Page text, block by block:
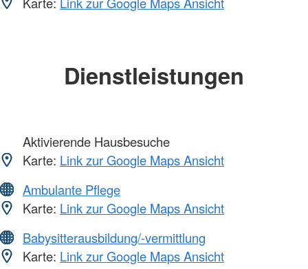
Dienstleistungen
Aktivierende Hausbesuche
Karte: Link zur Google Maps Ansicht
Ambulante Pflege
Karte: Link zur Google Maps Ansicht
Babysitterausbildung/-vermittlung
Karte: Link zur Google Maps Ansicht